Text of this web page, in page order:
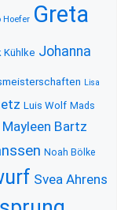
Hoefer Greta
Kühlke Johanna
Lisa
Luis Wolf Mads
Mayleen Bartz
Noah Bölke
Svea Ahrens